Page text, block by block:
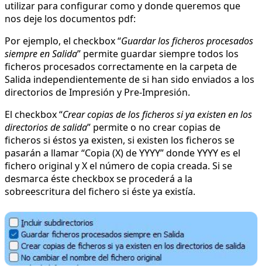
utilizar para configurar como y donde queremos que
nos deje los documentos pdf:
Por ejemplo, el checkbox “Guardar los ficheros procesados
siempre en Salida” permite guardar siempre todos los
ficheros procesados correctamente en la carpeta de
Salida independientemente de si han sido enviados a los
directorios de Impresión y Pre-Impresión.
El checkbox “Crear copias de los ficheros si ya existen en los
directorios de salida” permite o no crear copias de
ficheros si éstos ya existen, si existen los ficheros se
pasarán a llamar “Copia (X) de YYYY” donde YYYY es el
fichero original y X el número de copia creada. Si se
desmarca éste checkbox se procederá a la
sobreescritura del fichero si éste ya existía.